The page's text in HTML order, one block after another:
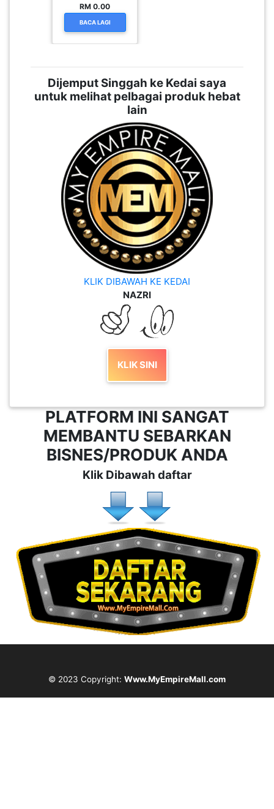
RM 0.00
BACA LAGI
Dijemput Singgah ke Kedai saya
untuk melihat pelbagai produk hebat
lain
KLIK DIBAWAH KE KEDAI
NAZRI
KLIK SINI
PLATFORM INI SANGAT
MEMBANTU SEBARKAN
BISNES/PRODUK ANDA
Klik Dibawah daftar
© 2023 Copyright: Www.MyEmpireMall.com